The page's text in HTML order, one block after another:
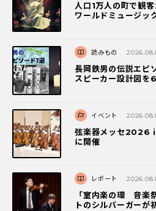
人口1万人の町で観
ワールドミュージッ
読みもの
長岡鉄男の伝説エピ
スピーカー設計図
イベント
弦楽器メッセ2026
に開催
レポート
「室内楽の環 音楽
トのシルバーガーが